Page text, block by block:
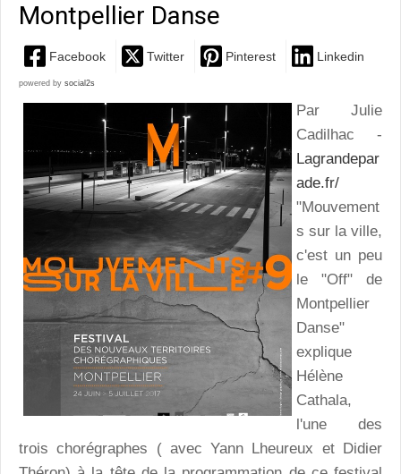
Montpellier Danse
Facebook Twitter Pinterest Linkedin
powered by social2s
Par Julie
Cadilhac -
Lagrandepar
ade.fr/
"Mouvement
s sur la ville,
c'est un peu
le "Off" de
Montpellier
Danse"
explique
Hélène
Cathala,
l'une des
trois chorégraphes ( avec Yann Lheureux et Didier